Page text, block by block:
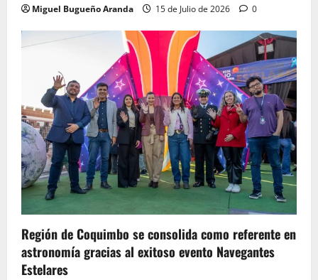
Miguel Bugueño Aranda 15 de Julio de 2026 0
Región de Coquimbo se consolida como referente en
astronomía gracias al exitoso evento Navegantes
Estelares